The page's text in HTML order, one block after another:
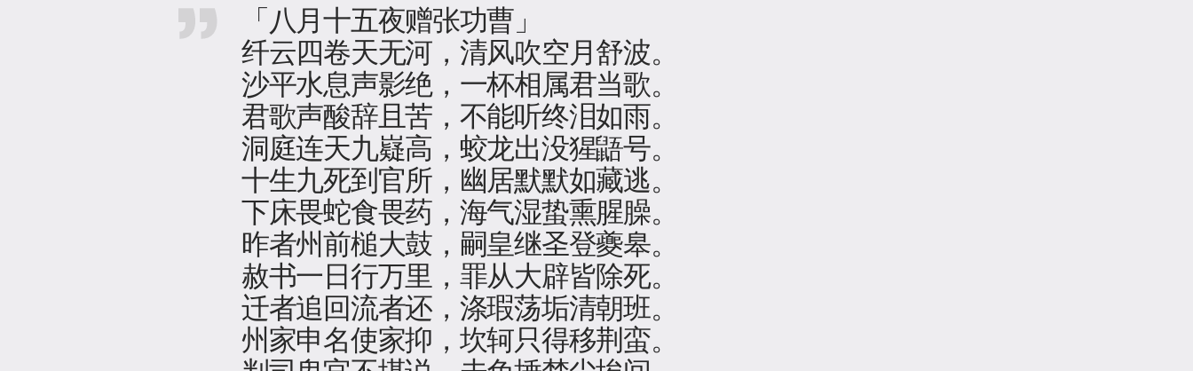
「八月十五夜赠张功曹」
纤云四卷天无河，清风吹空月舒波。
沙平水息声影绝，一杯相属君当歌。
君歌声酸辞且苦，不能听终泪如雨。
洞庭连天九嶷高，蛟龙出没猩鼯号。
十生九死到官所，幽居默默如藏逃。
下床畏蛇食畏药，海气湿蛰熏腥臊。
昨者州前槌大鼓，嗣皇继圣登夔皋。
赦书一日行万里，罪从大辟皆除死。
迁者追回流者还，涤瑕荡垢清朝班。
州家申名使家抑，坎轲只得移荆蛮。